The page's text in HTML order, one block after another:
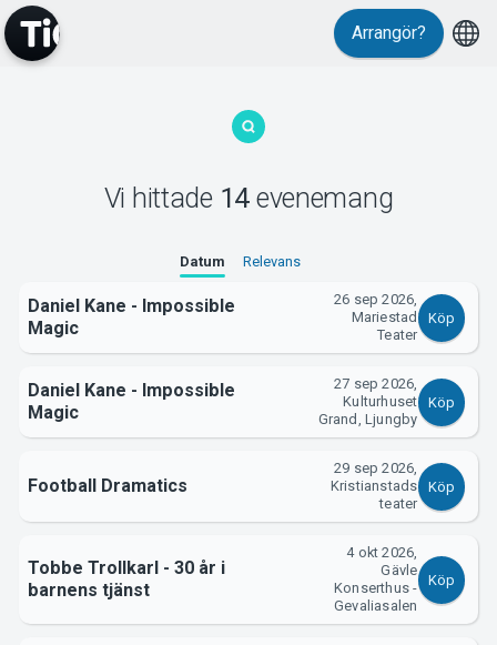
Arrangör?
Vi hittade 14 evenemang
Datum Relevans
Daniel Kane - Impossible
Magic
26 sep 2026,
Mariestad
Teater
Köp
Daniel Kane - Impossible
Magic
27 sep 2026,
Kulturhuset
Grand, Ljungby
Köp
Football Dramatics
29 sep 2026,
Kristianstads
teater
Köp
Tobbe Trollkarl - 30 år i
barnens tjänst
4 okt 2026,
Gävle
Konserthus -
Gevaliasalen
Köp